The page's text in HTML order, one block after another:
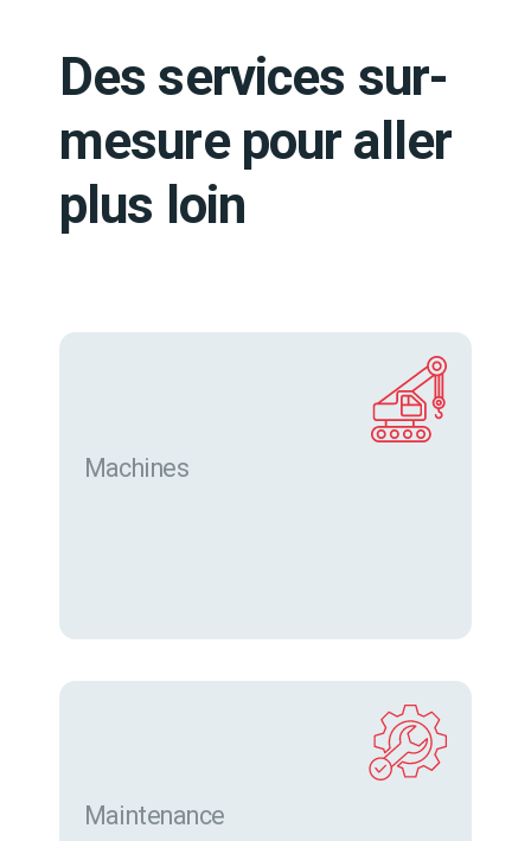
Des services sur-
mesure pour aller
plus loin
Machines
Maintenance